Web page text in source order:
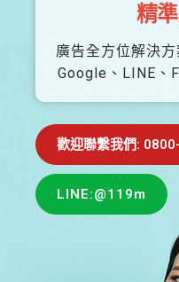
精
廣告全方位解決
Google、LINE、
歡迎聯繫我們:
LINE:@119m